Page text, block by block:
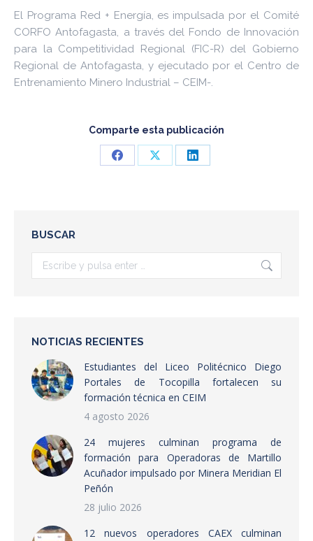
El Programa Red + Energía, es impulsada por el Comité
CORFO Antofagasta, a través del Fondo de Innovación
para la Competitividad Regional (FIC-R) del Gobierno
Regional de Antofagasta, y ejecutado por el Centro de
Entrenamiento Minero Industrial – CEIM-.
Comparte esta publicación
Share
Share
Share
BUSCAR
Buscar:
NOTICIAS RECIENTES
Estudiantes del Liceo Politécnico Diego
Portales de Tocopilla fortalecen su
formación técnica en CEIM
4 agosto 2026
24 mujeres culminan programa de
formación para Operadoras de Martillo
Acuñador impulsado por Minera Meridian El
Peñón
28 julio 2026
12 nuevos operadores CAEX culminan